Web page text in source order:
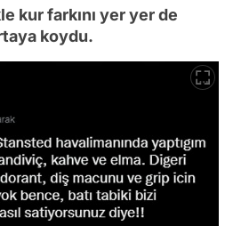
kur farkını yer yer de
koydu.